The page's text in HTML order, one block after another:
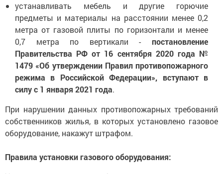
устанавливать мебель и другие горючие
предметы и материалы на расстоянии менее 0,2
метра от газовой плиты по горизонтали и менее
0,7 метра по вертикали - постановление
Правительства РФ от 16 сентября 2020 года №
1479 «Об утверждении Правил противопожарного
режима в Российской Федерации», вступают в
силу с 1 января 2021 года.
При нарушении данных противопожарных требований
собственников жилья, в которых установлено газовое
оборудование, накажут штрафом.
Правила установки газового оборудования: